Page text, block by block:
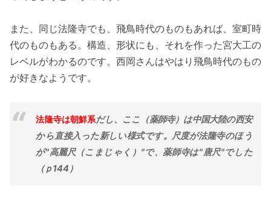
また、同じ法隆寺でも、飛鳥時代のものもあれば、室町時
代のものもある。構造、形状にも、それを作った宮大工の
レベルがわかるのです。西岡さんはやはり飛鳥時代のもの
が好きなようです。
法隆寺は朝鮮系だし、ここ（薬師寺）は中国大陸の西安
から直接入った新しい様式です。尺度が法隆寺のほう
が"高麗尺（こまじゃく）"で、薬師寺は"唐尺"でした
（ｐ144）